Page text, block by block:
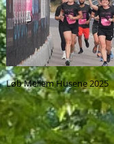
Løb Mellem Husene 2025